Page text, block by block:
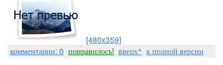
[480x359]
комментарии: 0 понравилось! вверх^ к полной версии